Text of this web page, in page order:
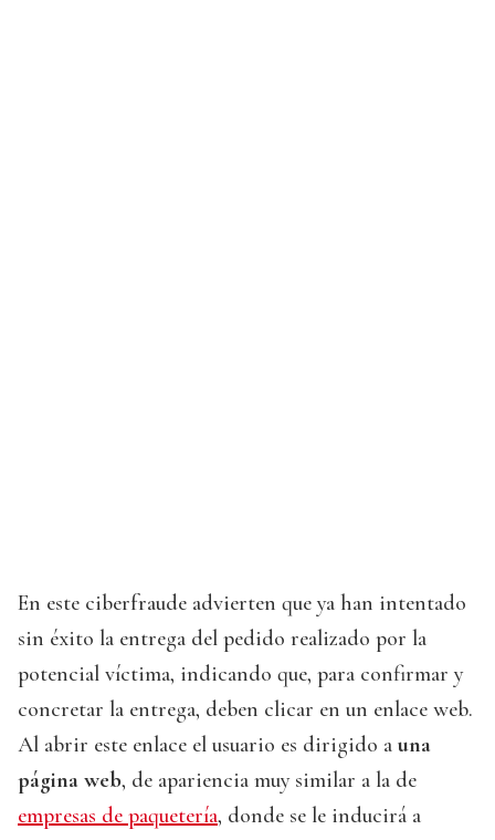
En este ciberfraude advierten que ya han intentado
sin éxito la entrega del pedido realizado por la
potencial víctima, indicando que, para confirmar y
concretar la entrega, deben clicar en un enlace web.
Al abrir este enlace el usuario es dirigido a una
página web, de apariencia muy similar a la de
empresas de paquetería, donde se le inducirá a